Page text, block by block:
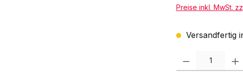
Preise inkl. MwSt.
Versandfertig
Produkt Anzahl: